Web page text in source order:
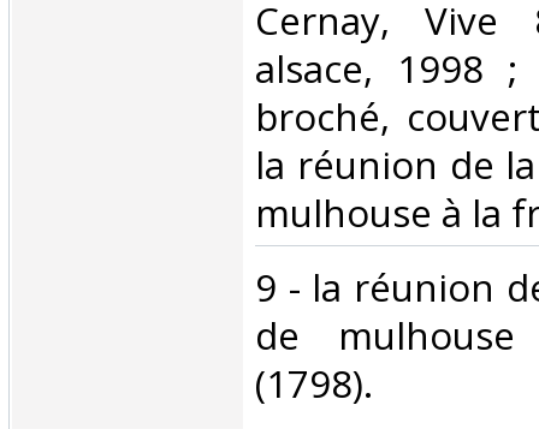
‎Cernay,
alsace, 1998
broché,
la réunion de
mulhouse à la
‎9 - la réunion
de
(1798).‎